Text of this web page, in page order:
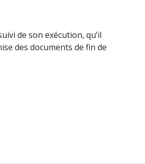
de son exécution, qu’il
des documents de fin de